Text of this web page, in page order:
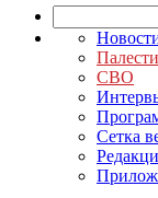
СВО
Сетка